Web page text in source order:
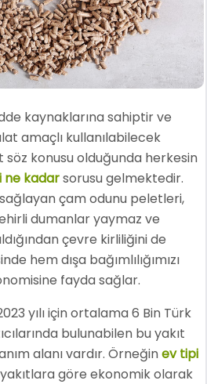
kaynaklarına sahiptir ve
amaçlı kullanılabilecek
söz konusu olduğunda herkesin
ne kadarsorusu gelmektedir.
çam odunu peletleri,
dumanlar yaymaz ve
çevre kirliliğini de
hem dışa bağımlılığımızı
fayda sağlar.
yılı için ortalama 6 Bin Türk
bulunabilen bu yakıt
alanı vardır. Örneğinev tipi
göre ekonomik olarak